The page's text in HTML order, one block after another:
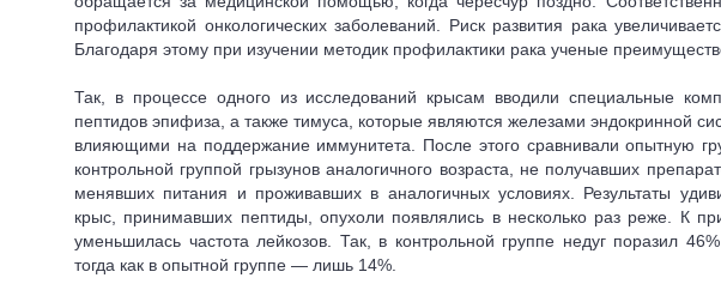
профилактикой онкологических заболеваний. Риск развития рака
Благодаря этому при изучении методик профилактики рака ученые
Так, в процессе одного из исследований крысам вводили специальные
пептидов эпифиза, а также тимуса, которые являются железами эндокринной
влияющими на поддержание иммунитета. После этого сравнивали опытную
контрольной группой грызунов аналогичного возраста, не получавших
менявших питания и проживавших в аналогичных условиях. Результаты
крыс, принимавших пептиды, опухоли появлялись в несколько раз реже. К
уменьшилась частота лейкозов. Так, в контрольной группе недуг поразил 46%
тогда как в опытной группе — лишь 14%.